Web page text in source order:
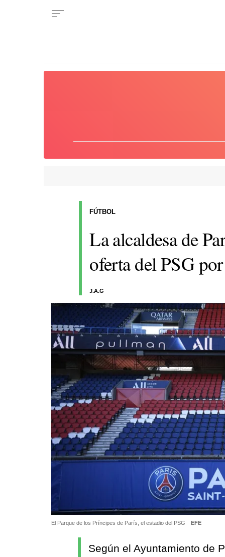
La alcaldesa de
oferta del PSG
J.A.G
FÚTBOL
El Parque de los Príncipes de París, el estadio del PSG EFE
Según el Ayuntamiento de